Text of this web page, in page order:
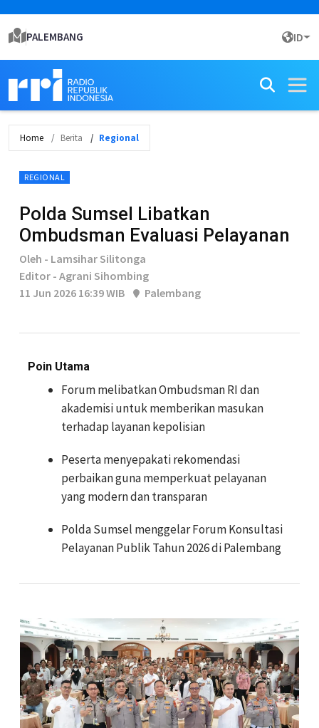
PALEMBANG ID
Home Berita Regional
REGIONAL
Polda Sumsel Libatkan
Ombudsman Evaluasi Pelayanan
Oleh - Lamsihar Silitonga
Editor - Agrani Sihombing
11 Jun 2026 16:39 WIB
Palembang
Poin Utama
Forum melibatkan Ombudsman RI dan
akademisi untuk memberikan masukan
terhadap layanan kepolisian
Peserta menyepakati rekomendasi
perbaikan guna memperkuat pelayanan
yang modern dan transparan
Polda Sumsel menggelar Forum Konsultasi
Pelayanan Publik Tahun 2026 di Palembang